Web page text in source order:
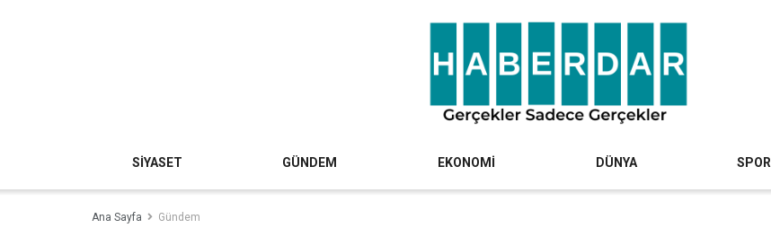
SİYASET GÜNDEM EKONOMİ DÜNYA SPOR
Ana Sayfa Gündem